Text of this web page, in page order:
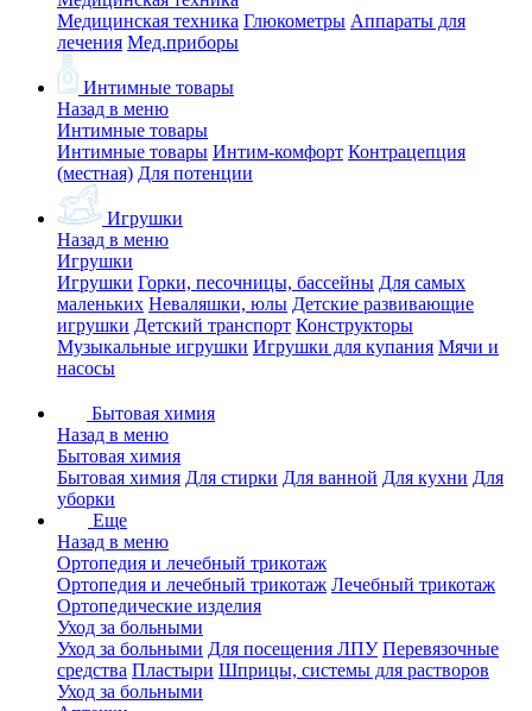
Медицинская техника Глюкометры Аппараты для
лечения Мед.приборы
Интимные товары
Назад в меню
Интимные товары
Интимные товары Интим-комфорт Контрацепция
(местная) Для потенции
Игрушки
Назад в меню
Игрушки
Игрушки Горки, песочницы, бассейны Для самых
маленьких Неваляшки, юлы Детские развивающие
игрушки Детский транспорт Конструкторы
Музыкальные игрушки Игрушки для купания Мячи и
насосы
Бытовая химия
Назад в меню
Бытовая химия
Бытовая химия Для стирки Для ванной Для кухни Для
уборки
Еще
Назад в меню
Ортопедия и лечебный трикотаж
Ортопедия и лечебный трикотаж Лечебный трикотаж
Ортопедические изделия
Уход за больными
Уход за больными Для посещения ЛПУ Перевязочные
средства Пластыри Шприцы, системы для растворов
Уход за больными